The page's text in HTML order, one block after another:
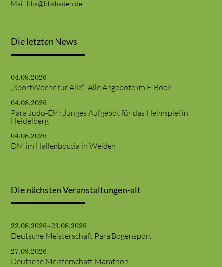
Mail: bbs@bbsbaden.de
Die letzten News
04.08.2026
„SportWoche für Alle“: Alle Angebote im E-Book
04.08.2026
Para Judo-EM: Junges Aufgebot für das Heimspiel in
Heidelberg
04.08.2026
DM im Hallenboccia in Weiden
Die nächsten Veranstaltungen-alt
22.08.2026–23.08.2026
Deutsche Meisterschaft Para Bogensport
27.09.2026
Deutsche Meisterschaft Marathon